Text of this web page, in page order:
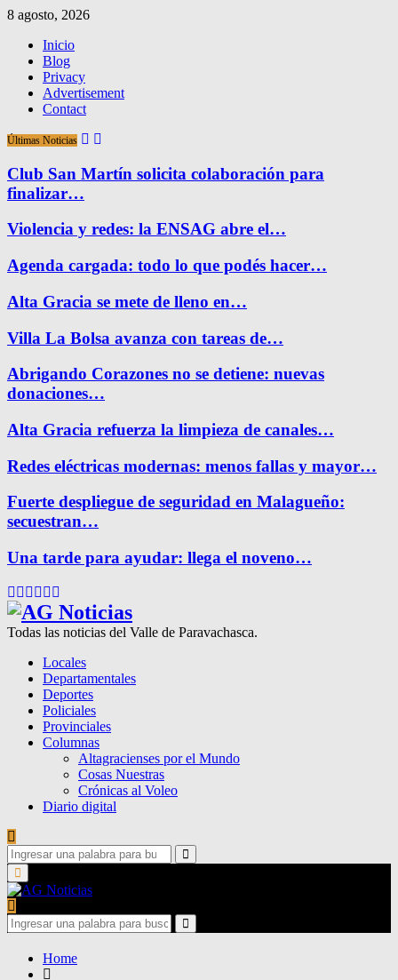
8 agosto, 2026
Inicio
Blog
Privacy
Advertisement
Contact
Últimas Noticias
Club San Martín solicita colaboración para
finalizar…
Violencia y redes: la ENSAG abre el…
Agenda cargada: todo lo que podés hacer…
Alta Gracia se mete de lleno en…
Villa La Bolsa avanza con tareas de…
Abrigando Corazones no se detiene: nuevas
donaciones…
Alta Gracia refuerza la limpieza de canales…
Redes eléctricas modernas: menos fallas y mayor…
Fuerte despliegue de seguridad en Malagueño:
secuestran…
Una tarde para ayudar: llega el noveno…
Facebook
Twitter
Instagram
Pinterest
Google
Todas las noticias del Valle de Paravachasca.
Locales
Departamentales
Deportes
Policiales
Provinciales
Columnas
Altagracienses por el Mundo
Cosas Nuestras
Crónicas al Voleo
Diario digital
Search
for:
Search
Primary
Menu
Search
for:
Search
Home